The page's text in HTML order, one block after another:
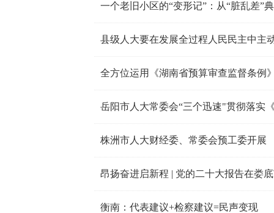
一个老旧小区的“变形记”：从“脏乱差”
县级人大要在发展全过程人民民主中主
全方位运用《湖南省预算审查监督条例
岳阳市人大常委会“三个迅速"贯彻落实
株洲市人大财经委、常委会预工委开展
昂扬奋进启新程 | 党的二十大报告在娄
衡南：代表建议+检察建议=民声变现